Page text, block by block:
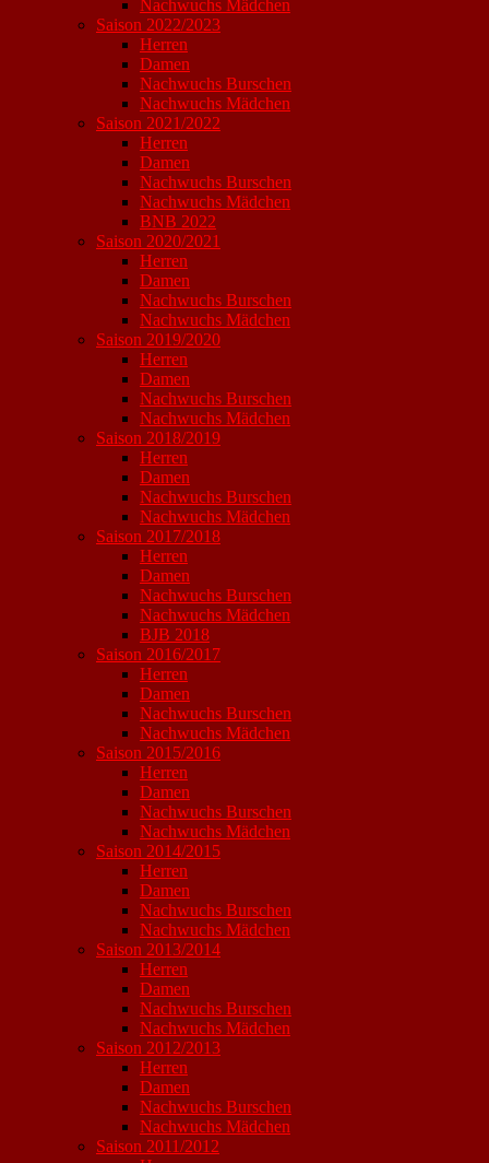
Nachwuchs Mädchen
Saison 2022/2023
Herren
Damen
Nachwuchs Burschen
Nachwuchs Mädchen
Saison 2021/2022
Herren
Damen
Nachwuchs Burschen
Nachwuchs Mädchen
BNB 2022
Saison 2020/2021
Herren
Damen
Nachwuchs Burschen
Nachwuchs Mädchen
Saison 2019/2020
Herren
Damen
Nachwuchs Burschen
Nachwuchs Mädchen
Saison 2018/2019
Herren
Damen
Nachwuchs Burschen
Nachwuchs Mädchen
Saison 2017/2018
Herren
Damen
Nachwuchs Burschen
Nachwuchs Mädchen
BJB 2018
Saison 2016/2017
Herren
Damen
Nachwuchs Burschen
Nachwuchs Mädchen
Saison 2015/2016
Herren
Damen
Nachwuchs Burschen
Nachwuchs Mädchen
Saison 2014/2015
Herren
Damen
Nachwuchs Burschen
Nachwuchs Mädchen
Saison 2013/2014
Herren
Damen
Nachwuchs Burschen
Nachwuchs Mädchen
Saison 2012/2013
Herren
Damen
Nachwuchs Burschen
Nachwuchs Mädchen
Saison 2011/2012